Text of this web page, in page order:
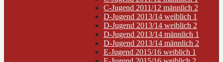
C-Jugend 2011/12 männlich 2
D-Jugend 2013/14 weiblich 1
D-Jugend 2013/14 weiblich 2
D-Jugend 2013/14 männlich 1
D-Jugend 2013/14 männlich 2
E-Jugend 2015/16 weiblich 1